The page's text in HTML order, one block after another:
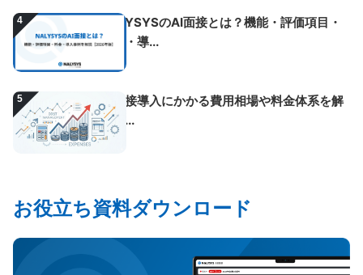
4
NALYSYSのAI面接とは？機能・評価項目・
料金・導...
5
AI面接導入にかかる費用相場や料金体系を解
説！...
お役立ち資料ダウンロード